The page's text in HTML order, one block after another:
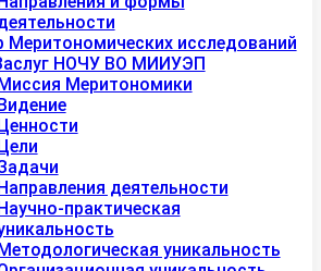
Меритономических исследований
НОЧУ ВО МИИУЭП
Миссия Меритономики
Видение
Ценности
Цели
Направления деятельности
Научно-практическая
Методологическая уникальность